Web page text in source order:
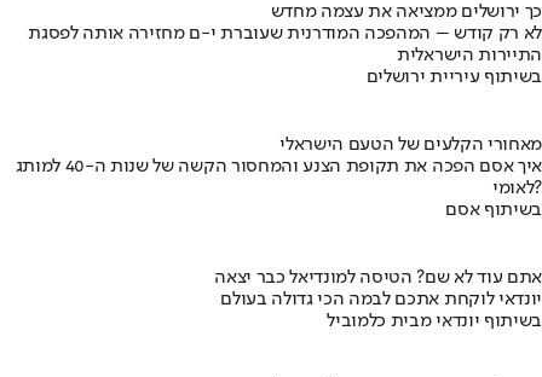
כך ירושלים ממציאה את עצמה מחדש
לא רק קודש – המהפכה המודרנית שעוברת י-ם מחזירה אותה לפסגת
התיירות הישראלית
בשיתוף עיריית ירושלים
מאחורי הקלעים של הטעם הישראלי
איך אסם הפכה את תקופת הצנע והמחסור הקשה של שנות ה-40 למותג
לאומי?
בשיתוף אסם
אתם עוד לא שם? הטיסה למונדיאל כבר יצאה
יונדאי לוקחת אתכם לבמה הכי גדולה בעולם
בשיתוף יונדאי מבית כלמוביל